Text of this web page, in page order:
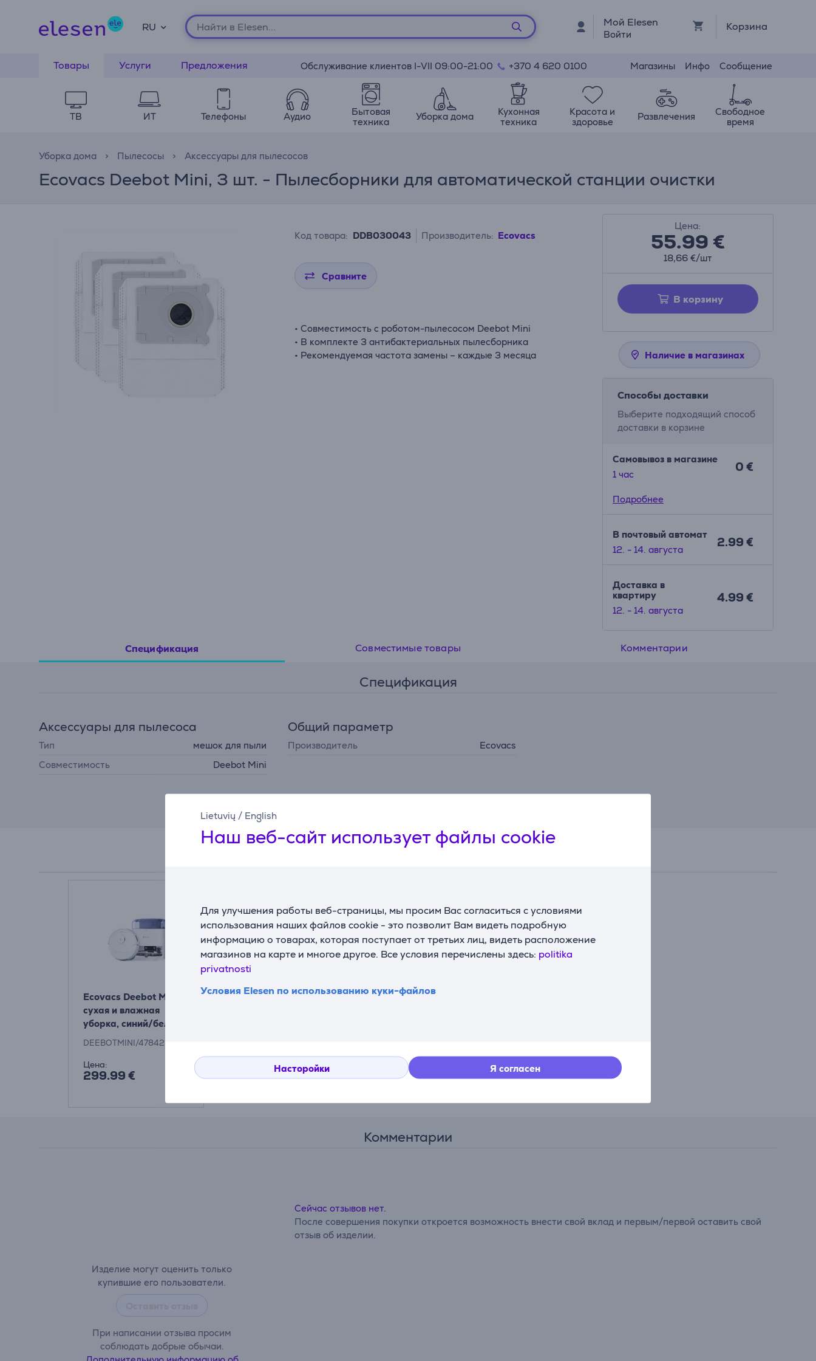
Lietuvių / English
Наш веб-сайт использует файлы cookie
Для улучшения работы веб-страницы, мы просим Вас согласиться с условиями
использования наших файлов cookie - это позволит Вам видеть подробную
информацию о товарах, которая поступает от третьих лиц, видеть расположение
магазинов на карте и многое другое. Все условия перечислены здесь: politika
privatnosti
Условия Elesen по использованию куки-файлов
Насторойки Я согласен
RU Мой Elesen
Войти
Корзина
Товары Услуги Предложения Обслуживание клиентов I-VII 09:00-21:00 +370 4 620 0100 Магазины Инфо Сообщение
ТВ ИТ Телефоны Аудио
Бытовая
техника
Уборка дома
Кухонная
техника
Красота и
здоровье
Развлечения
Свободное
время
Уборка дома Пылесосы Аксессуары для пылесосов
Ecovacs Deebot Mini, 3 шт. - Пылесборники для автоматической станции очистки
Код товара: DDB030043 Производитель: Ecovacs
Сравните
• Совместимость с роботом-пылесосом Deebot Mini
• В комплекте 3 антибактериальных пылесборника
• Рекомендуемая частота замены – каждые 3 месяца
Цена:
55.99€
18,66 €/шт
В корзину
Наличие в магазинах
Способы доставки
Выберите подходящий способ
доставки в корзине
Самовывоз в магазине
1 час
0 €
Подробнее
В почтовый автомат
12. - 14. августа
2.99 €
Доставка в
квартиру
12. - 14. августа
4.99 €
Спецификация Совместимые товары Комментарии
Спецификация
Аксессуары для пылесоса
Тип
мешок для пыли
Совместимость
Deebot Mini
Общий параметр
Производитель Ecovacs
Ecovacs Deebot Mini,
сухая и влажная
уборка, синий/белый
- Робот-пылесос
DEEBOTMINI/478425
Цена:
299.99 €
Комментарии
Изделие могут оценить только
купившие его пользователи.
При написании отзыва просим
соблюдать добрые обычаи.
Сейчас отзывов нет.
После совершения покупки откроется возможность внести свой вклад и первым/первой оставить свой
отзыв об изделии.